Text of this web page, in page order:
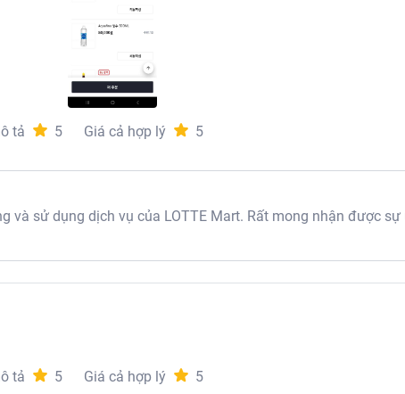
tả 5 Giá cả hợp lý 5
và sử dụng dịch vụ của LOTTE Mart. Rất mong nhận được
tả 5 Giá cả hợp lý 5